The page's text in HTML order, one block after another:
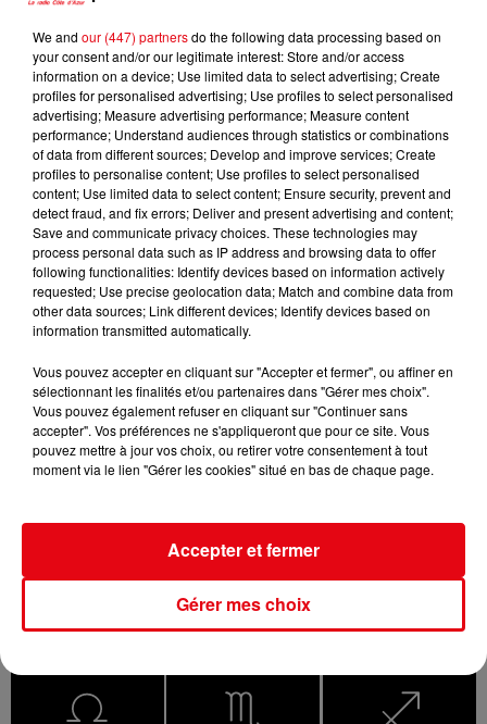
MANU FALCON
Où Sont Les Femmes
?
DISIZ, THEODORA
Melodrama
SUPERBUS
Travel The World
L'HOROSCOPE
Bélier Taureau Gémeaux
We and our (447) partnersdo the following data processing based on
your consent and/or our legitimate interest: Store and/or access
information on a device; Use limited data to select advertising; Create
profiles for personalised advertising; Use profiles to select personalised
advertising; Measure advertising performance; Measure content
performance; Understand audiences through statistics or combinations
of data from different sources; Develop and improve services; Create
profiles to personalise content; Use profiles to select personalised
content; Use limited data to select content; Ensure security, prevent and
detect fraud, and fix errors; Deliver and present advertising and content;
Save and communicate privacy choices. These technologies may
process personal data such as IP address and browsing data to offer
following functionalities: Identify devices based on information actively
requested; Use precise geolocation data; Match and combine data from
other data sources; Link different devices; Identify devices based on
information transmitted automatically.
Vous pouvez accepter en cliquant sur "Accepter et fermer", ou affiner en
sélectionnant les finalités et/ou partenaires dans "Gérer mes choix".
Vous pouvez également refuser en cliquant sur "Continuer sans
accepter". Vos préférences ne s'appliqueront que pour ce site. Vous
pouvez mettre à jour vos choix, ou retirer votre consentement à tout
moment via le lien "Gérer les cookies" situé en bas de chaque page.
Gérer mes choix
Accepter et fermer